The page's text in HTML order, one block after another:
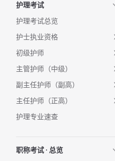
护理考试
护理考试总览
护士执业资格
初级护师
主管护师（中级）
副主任护师（副高）
主任护师（正高）
护理专业速查
职称考试 · 总览